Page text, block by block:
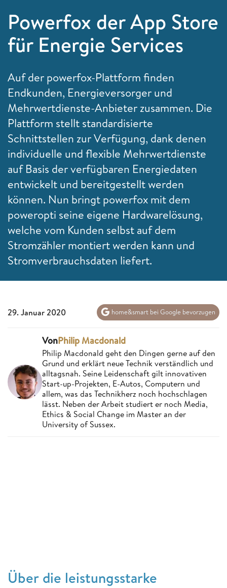
Powerfox der App Store
für Energie Services
Auf der powerfox-Plattform finden
Endkunden, Energieversorger und
Mehrwertdienste-Anbieter zusammen. Die
Plattform stellt standardisierte
Schnittstellen zur Verfügung, dank denen
individuelle und flexible Mehrwertdienste
auf Basis der verfügbaren Energiedaten
entwickelt und bereitgestellt werden
können. Nun bringt powerfox mit dem
poweropti seine eigene Hardwarelösung,
welche vom Kunden selbst auf dem
Stromzähler montiert werden kann und
Stromverbrauchsdaten liefert.
29. Januar 2020 home&smart bei Google bevorzugen
VonPhilip Macdonald
Philip Macdonald geht den Dingen gerne auf den
Grund und erklärt neue Technik verständlich und
alltagsnah. Seine Leidenschaft gilt innovativen
Start-up-Projekten, E-Autos, Computern und
allem, was das Technikherz noch hochschlagen
lässt. Neben der Arbeit studiert er noch Media,
Ethics & Social Change im Master an der
University of Sussex.
Über die leistungsstarke